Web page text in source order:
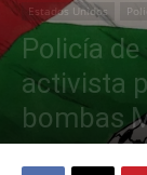
Estados Unidos
Policía
activista
bombas